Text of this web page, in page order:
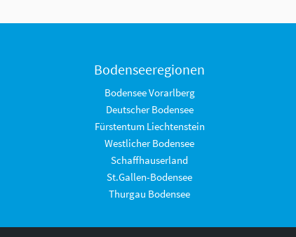
Bodenseeregionen
Bodensee Vorarlberg
Deutscher Bodensee
Fürstentum Liechtenstein
Westlicher Bodensee
Schaffhauserland
St.Gallen-Bodensee
Thurgau Bodensee